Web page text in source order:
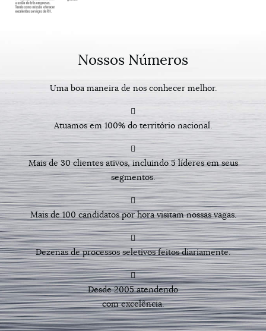
Nossos Números
Uma boa maneira de nos conhecer melhor.
Atuamos em 100% do território nacional.
Mais de 30 clientes ativos, incluindo 5 líderes em seus
segmentos.
Mais de 100 candidatos por hora visitam nossas vagas.
Dezenas de processos seletivos feitos diariamente.
Desde 2005 atendendo
com excelência.